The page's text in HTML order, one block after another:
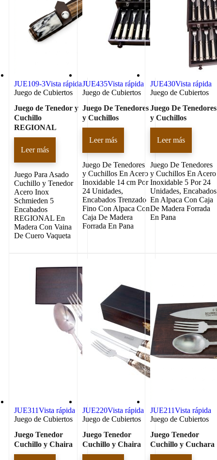
JUE109-3Vista rápida
Juego de Cubiertos
Juego de Tenedor y
Cuchillo
REGIONAL
Leer más
Juego Para Asado
Cuchillo y Tenedor
Acero Inox
Schmieden 5
Encabados
REGIONAL En
Madera Con Vaina
De Cuero Vaqueta
JUE435Vista rápida
Juego de Cubiertos
Juego De Tenedores
y Cuchillos
Leer más
Juego De Tenedores
y Cuchillos En Acero
Inoxidable 14 cm Por
24 Unidades,
Encabados Trenzado
Fino Con Alpaca Con
Caja De Madera
Forrada En Pana
JUE430Vista rápida
Juego de Cubiertos
Juego De Tenedores
y Cuchillos
Leer más
Juego De Tenedores
y Cuchillos En Acero
Inoxidable 5 Por 24
Unidades, Encabados
En Alpaca Con Caja
De Madera Forrada
En Pana
JUE311Vista rápida
Juego de Cubiertos
Juego Tenedor
Cuchillo y Chaira
JUE220Vista rápida
Juego de Cubiertos
Juego Tenedor
Cuchillo y Chaira
JUE211Vista rápida
Juego de Cubiertos
Juego Tenedor
Cuchillo y Cuchara